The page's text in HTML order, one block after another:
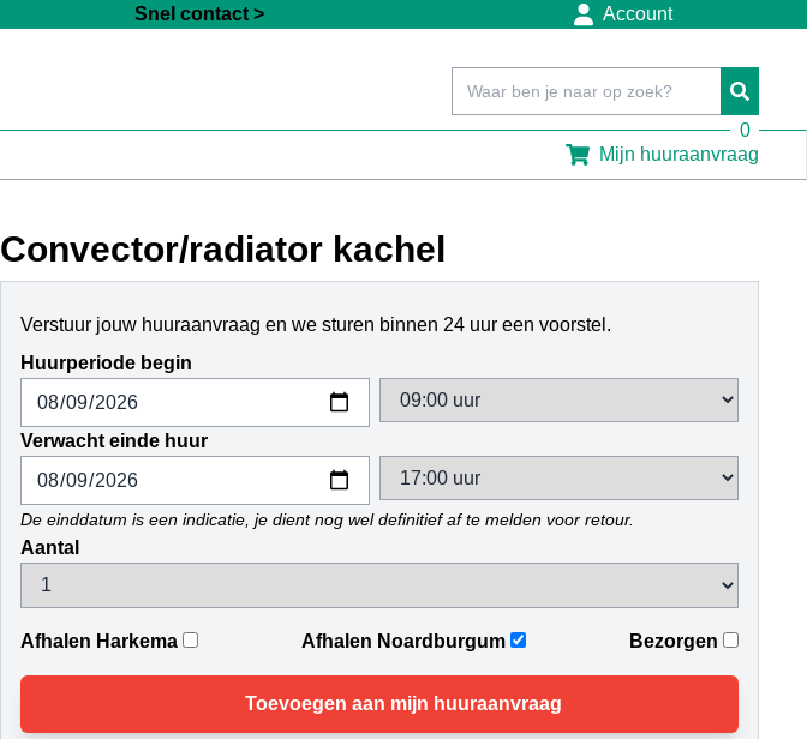
Snel contact > Account
Mijn huuraanvraag
0
Convector/radiator kachel
Verstuur jouw huuraanvraag en we sturen binnen 24 uur een voorstel.
Huurperiode begin
Verwacht einde huur
De einddatum is een indicatie, je dient nog wel definitief af te melden voor retour.
Aantal
Afhalen Harkema Afhalen Noardburgum Bezorgen
Toevoegen aan mijn huuraanvraag